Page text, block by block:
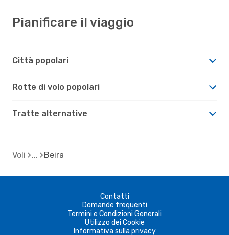
Pianificare il viaggio
Città popolari
Rotte di volo popolari
Tratte alternative
Voli Beira
Contatti
Domande frequenti
Termini e Condizioni Generali
Utilizzo dei Cookie
Informativa sulla privacy